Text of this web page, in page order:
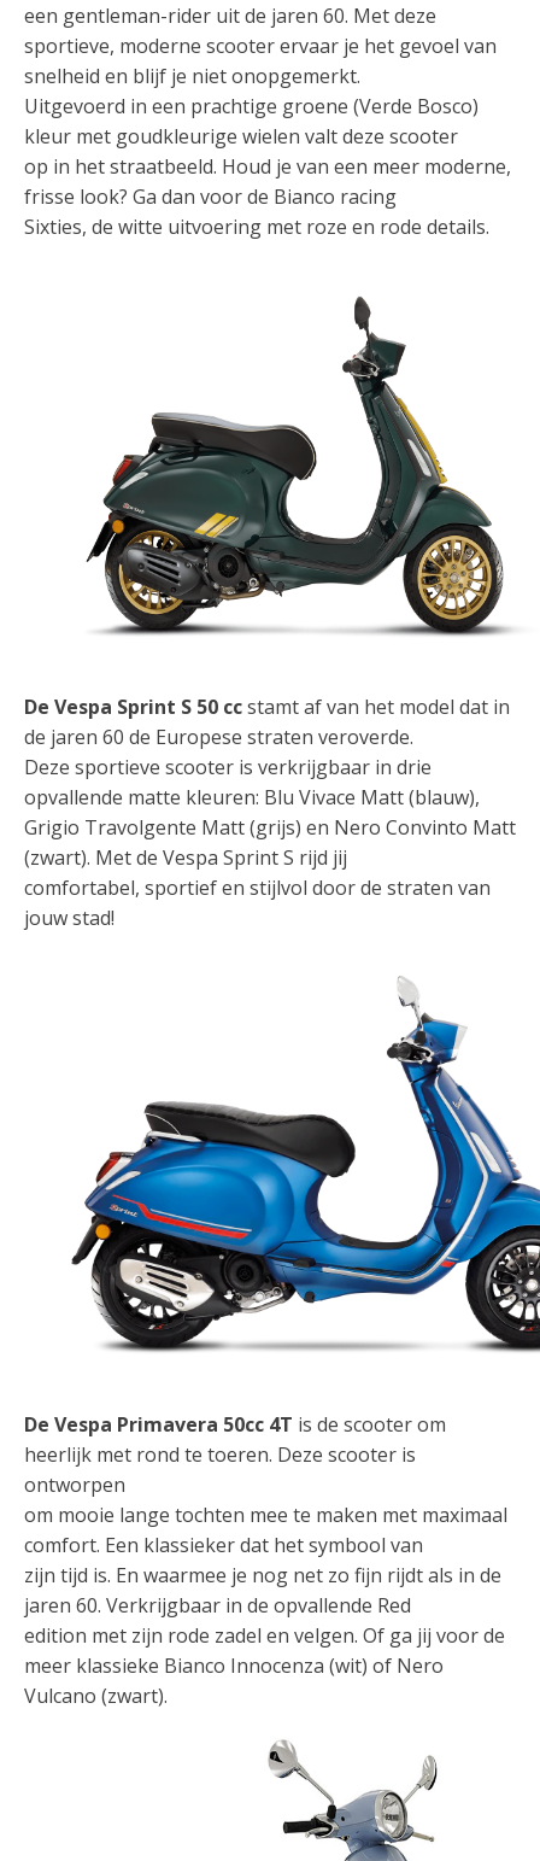
een gentleman-rider uit de jaren 60. Met deze
sportieve, moderne scooter ervaar je het gevoel van
snelheid en blijf je niet onopgemerkt.
Uitgevoerd in een prachtige groene (Verde Bosco)
kleur met goudkleurige wielen valt deze scooter
op in het straatbeeld. Houd je van een meer moderne,
frisse look? Ga dan voor de Bianco racing
Sixties, de witte uitvoering met roze en rode details.
De Vespa Sprint S 50 ccstamt af van het model dat in
de jaren 60 de Europese straten veroverde.
Deze sportieve scooter is verkrijgbaar in drie
opvallende matte kleuren: Blu Vivace Matt (blauw),
Grigio Travolgente Matt (grijs) en Nero Convinto Matt
(zwart). Met de Vespa Sprint S rijd jij
comfortabel, sportief en stijlvol door de straten van
jouw stad!
De Vespa Primavera 50cc 4T is de scooter om
heerlijk met rond te toeren. Deze scooter is
ontworpen
om mooie lange tochten mee te maken met maximaal
comfort. Een klassieker dat het symbool van
zijn tijd is. En waarmee je nog net zo fijn rijdt als in de
jaren 60. Verkrijgbaar in de opvallende Red
edition met zijn rode zadel en velgen. Of ga jij voor de
meer klassieke Bianco Innocenza (wit) of Nero
Vulcano (zwart).